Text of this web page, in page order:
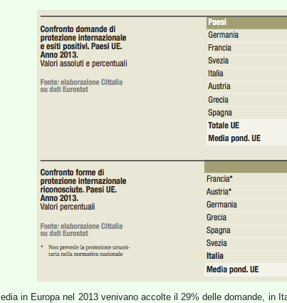
in Europa nel 2013 venivano accolte il 29% delle domande, in